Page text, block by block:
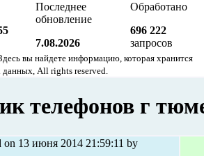
Последнее
обновление
7.08.2026
Обработано
696 222
запросов
вы найдете информацию, которая хранится
данных, All rights reserved.
телефонов г
on 13 июня 2014 21:59:11 by